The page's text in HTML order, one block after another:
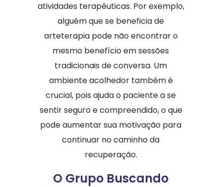
atividades terapêuticas. Por exemplo,
alguém que se beneficia de
arteterapia pode não encontrar o
mesmo benefício em sessões
tradicionais de conversa. Um
ambiente acolhedor também é
crucial, pois ajuda o paciente a se
sentir seguro e compreendido, o que
pode aumentar sua motivação para
continuar no caminho da
recuperação.
O Grupo Buscando